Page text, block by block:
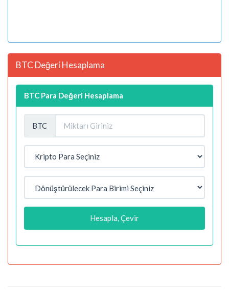
BTC Değeri Hesaplama
BTC Para Değeri Hesaplama
BTC
Hesapla, Çevir